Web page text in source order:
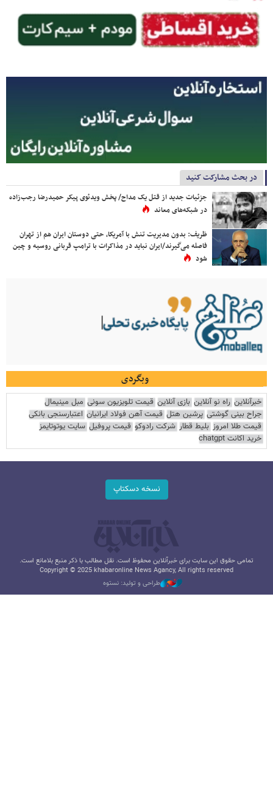
در بحث مشارکت کنید
جزئیات جدید از قتل یک مداح/ پخش ویدئوی پیکر حمیدرضا رجب‌زاده
در شبکه‌های معاند
ظریف: بدون مدیریت تنش با آمریکا، حتی دوستان ایران هم از تهران
فاصله می‌گیرند/ایران نباید در مذاکرات با ترامپ قربانی روسیه و چین
شود
وبگردی
خبرآنلاین راه نو آنلاین بازی آنلاین قیمت تلویزیون سونی مبل مینیمال
جراح بینی گوشتی پرشین هتل قیمت آهن فولاد ایرانیان اعتبارسنجی بانکی
قیمت طلا امروز بلیط قطار شرکت رادوکو قیمت پروفیل سایت یوتوتایمز
خرید اکانت chatgpt
نسخه دسکتاپ
تمامی حقوق این سایت برای خبرآنلاین محفوظ است. نقل مطالب با ذکر منبع بلامانع است.
Copyright © 2025 khabaronline News Agancy, All rights reserved
طراحی و تولید: نستوه